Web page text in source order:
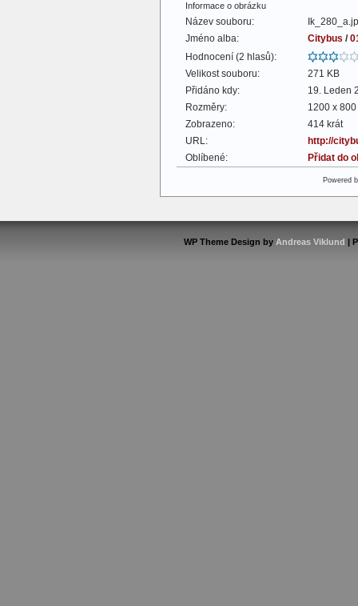
Informace o obrázku
Název souboru:
Jméno alba:
Citybus /
Hodnocení (2 hlasů):
Velikost souboru:
271 KB
Přidáno kdy:
19. Leden
Rozměry:
1200 x
Zobrazeno:
414 krát
URL:
http://
Oblíbené:
Přidat do
Powered
WP Theme Design by Andreas Viklund |